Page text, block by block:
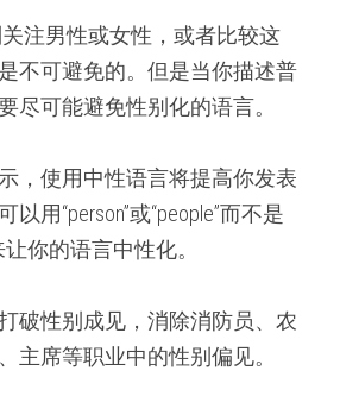
关注男性或女性，或者比较这
不可避免的。但是当你描述普
尽可能避免性别化的语言。
，使用中性语言将提高你发表
用“person”或“people”而不是
让你的语言中性化。
破性别成见，消除消防员、农
主席等职业中的性别偏见。